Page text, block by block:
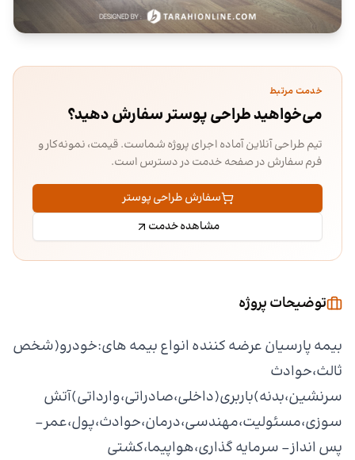
خدمت مرتبط
می‌خواهید طراحی پوستر سفارش دهید؟
تیم طراحی آنلاین آماده اجرای پروژه شماست. قیمت، نمونه‌کار و
فرم سفارش در صفحه خدمت در دسترس است.
سفارش طراحی پوستر
مشاهده خدمت
توضیحات پروژه
بیمه پارسیان عرضه کننده انواع بیمه های:خودرو(شخص
ثالث،حوادث
سرنشین،بدنه)باربری(داخلی،صادراتی،وارداتی)آتش
سوزی،مسئولیت،مهندسی،درمان،حوادث،پول،عمر-
پس انداز- سرمایه گذاری،هواپیما،کشتی